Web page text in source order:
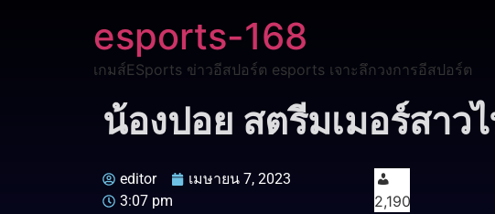
esports-168
เกมส์ESports ข่าวอีสปอร์ต esports เจาะลึกวงการอีสปอร์ต
น้องปอย สตรีมเมอร์สา
editor
เมษายน 7, 2023
3:07 pm
2,190